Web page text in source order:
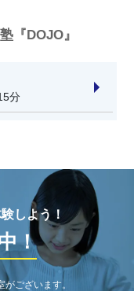
『DOJO』
分
しよう！
！
ございます。